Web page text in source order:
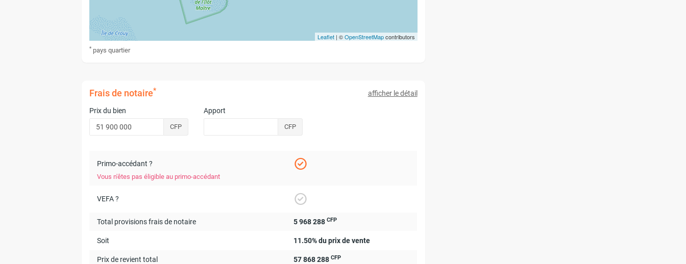
Leaflet| ©OpenStreetMapcontributors
* pays quartier
Frais de notaire* afficher le détail
Prix du bien
CFP
Apport
CFP
Primo-accédant ?
Vous n'êtes pas éligible au primo-accédant
VEFA ?
Total provisions frais de notaire 5 968 288 CFP
Soit 11.50% du prix de vente
Prix de revient total 57 868 288 CFP